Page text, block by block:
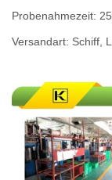
Probenahmezeit:
Versandart: Schiff,